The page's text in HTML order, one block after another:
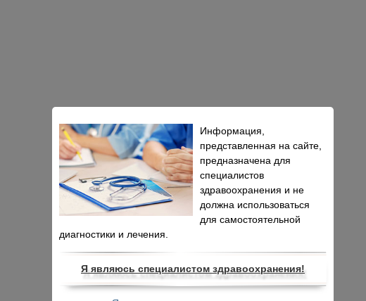
Информация,
представленная на сайте,
предназначена для
специалистов
здравоохранения и не
должна использоваться
для самостоятельной
диагностики и лечения.
Я являюсь специалистом здравоохранения!